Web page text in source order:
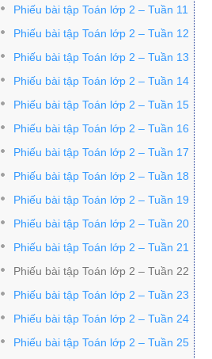
Phiếu bài tập Toán lớp 2 – Tuần 11
Phiếu bài tập Toán lớp 2 – Tuần 12
Phiếu bài tập Toán lớp 2 – Tuần 13
Phiếu bài tập Toán lớp 2 – Tuần 14
Phiếu bài tập Toán lớp 2 – Tuần 15
Phiếu bài tập Toán lớp 2 – Tuần 16
Phiếu bài tập Toán lớp 2 – Tuần 17
Phiếu bài tập Toán lớp 2 – Tuần 18
Phiếu bài tập Toán lớp 2 – Tuần 19
Phiếu bài tập Toán lớp 2 – Tuần 20
Phiếu bài tập Toán lớp 2 – Tuần 21
Phiếu bài tập Toán lớp 2 – Tuần 22
Phiếu bài tập Toán lớp 2 – Tuần 23
Phiếu bài tập Toán lớp 2 – Tuần 24
Phiếu bài tập Toán lớp 2 – Tuần 25